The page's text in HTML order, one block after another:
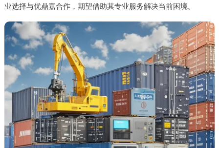
业选择与优鼎嘉合作，期望借助其专业服务解决当前困境。